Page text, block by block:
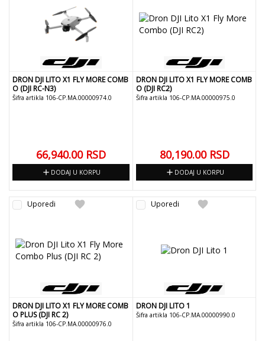
DRON DJI LITO X1 FLY MORE COMB
O (DJI RC-N3)
Šifra artikla 106-CP.MA.00000974.0
66,940.00 RSD
add DODAJ U KORPU
DRON DJI LITO X1 FLY MORE COMB
O (DJI RC2)
Šifra artikla 106-CP.MA.00000975.0
80,190.00 RSD
add DODAJ U KORPU
favorite
Uporedi
DRON DJI LITO X1 FLY MORE COMB
O PLUS (DJI RC 2)
Šifra artikla 106-CP.MA.00000976.0
favorite
Uporedi
DRON DJI LITO 1
Šifra artikla 106-CP.MA.00000990.0